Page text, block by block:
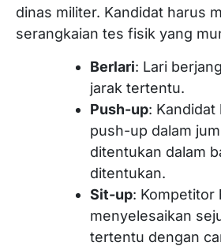
dinas militer. Kandidat harus
serangkaian tes fisik yang
Berlari: Lari
jarak tertentu.
Push-up: Kandidat
push-up dalam
ditentukan dalam
ditentukan.
Sit-up: Kompetitor
menyelesaikan
tertentu dengan